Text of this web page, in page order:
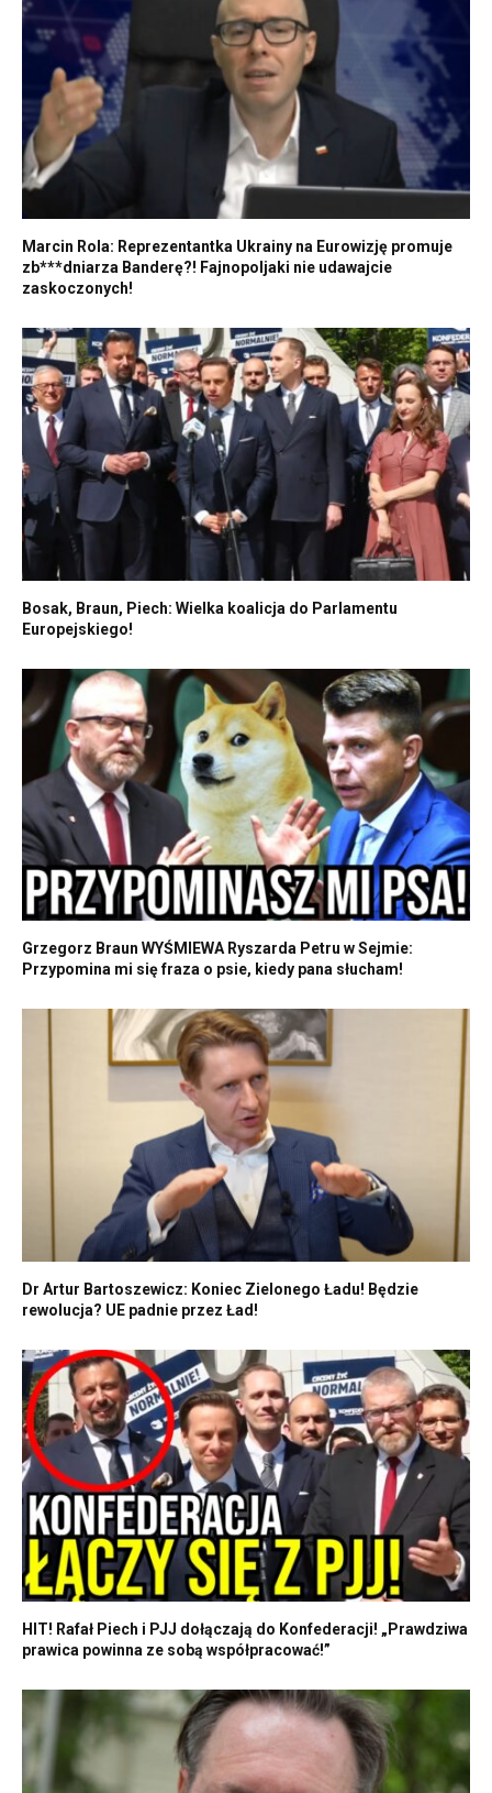
Marcin Rola: Reprezentantka Ukrainy na Eurowizję promuje
zb***dniarza Banderę?! Fajnopoljaki nie udawajcie
zaskoczonych!
Bosak, Braun, Piech: Wielka koalicja do Parlamentu
Europejskiego!
Grzegorz Braun WYŚMIEWA Ryszarda Petru w Sejmie:
Przypomina mi się fraza o psie, kiedy pana słucham!
Dr Artur Bartoszewicz: Koniec Zielonego Ładu! Będzie
rewolucja? UE padnie przez Ład!
HIT! Rafał Piech i PJJ dołączają do Konfederacji! „Prawdziwa
prawica powinna ze sobą współpracować!”